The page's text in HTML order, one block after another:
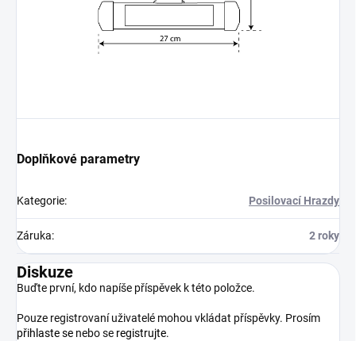
Doplňkové parametry
Kategorie: Posilovací Hrazdy
Záruka: 2 roky
Diskuze
Buďte první, kdo napíše příspěvek k této položce.
Pouze registrovaní uživatelé mohou vkládat příspěvky. Prosím
přihlaste se nebo se registrujte.